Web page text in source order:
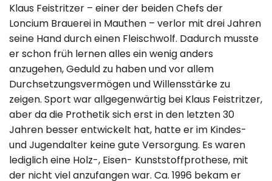
Klaus Feistritzer – einer der beiden Chefs der
Loncium Brauerei in Mauthen – verlor mit drei Jahren
seine Hand durch einen Fleischwolf. Dadurch musste
er schon früh lernen alles ein wenig anders
anzugehen, Geduld zu haben und vor allem
Durchsetzungsvermögen und Willensstärke zu
zeigen. Sport war allgegenwärtig bei Klaus Feistritzer,
aber da die Prothetik sich erst in den letzten 30
Jahren besser entwickelt hat, hatte er im Kindes-
und Jugendalter keine gute Versorgung. Es waren
lediglich eine Holz-, Eisen- Kunststoffprothese, mit
der nicht viel anzufangen war. Ca. 1996 bekam er